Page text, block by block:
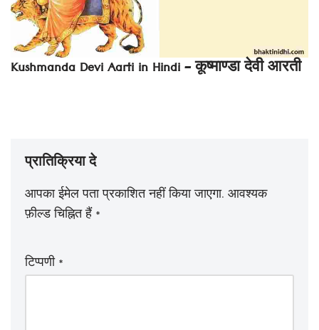
Kushmanda Devi Aarti in Hindi – कूष्माण्डा देवी आरती
प्रातिक्रिया दे
आपका ईमेल पता प्रकाशित नहीं किया जाएगा. आवश्यक
फ़ील्ड चिह्नित हैं *
टिप्पणी*